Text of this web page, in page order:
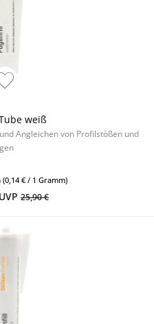
weiß
Angleichen von Profilstößen und
(0,14 € / 1 Gramm)
UVP 25,90 €